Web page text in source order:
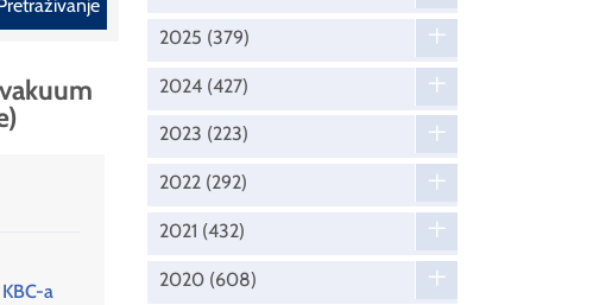
a
2025 (379)
2024 (427)
2023 (223)
2022 (292)
2021 (432)
2020 (608)